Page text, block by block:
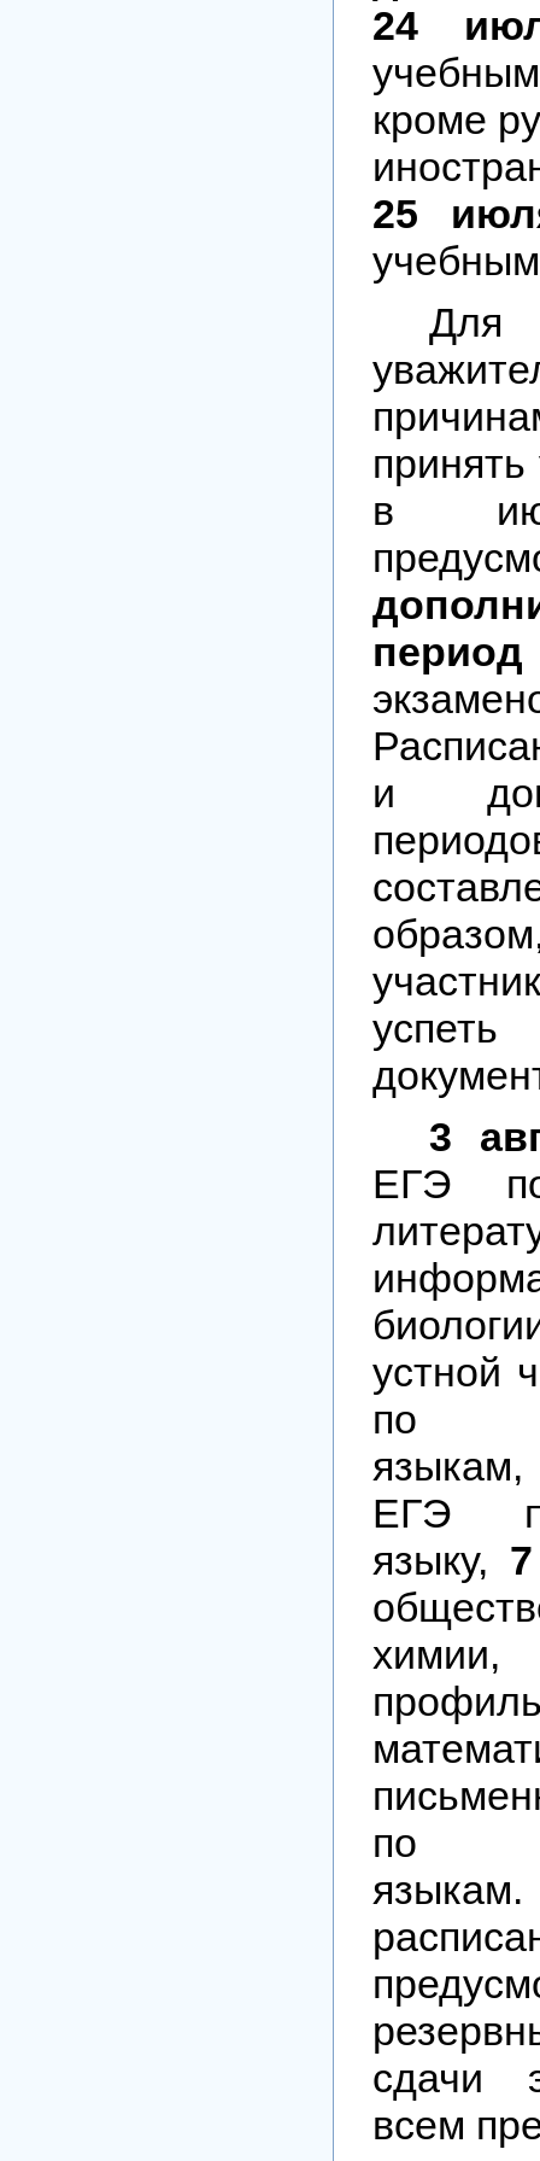
24
кроме
25
Для
в
период
и
3
ЕГЭ
устной
по
языкам,
ЕГЭ
языку,
по
языкам.
сдачи
всем